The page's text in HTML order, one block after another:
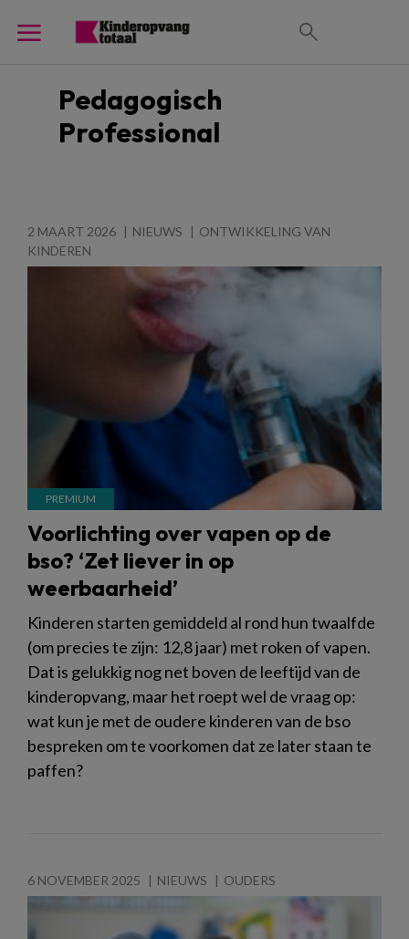
Pedagogisch
Professional
2 MAART 2026 NIEUWS
ONTWIKKELING VAN
KINDEREN
Voorlichting over vapen op de
bso? ‘Zet liever in op
weerbaarheid’
Kinderen starten gemiddeld al rond hun twaalfde
(om precies te zijn: 12,8 jaar) met roken of vapen.
Dat is gelukkig nog net boven de leeftijd van de
kinderopvang, maar het roept wel de vraag op:
wat kun je met de oudere kinderen van de bso
bespreken om te voorkomen dat ze later staan te
paffen?
6 NOVEMBER 2025 NIEUWS OUDERS